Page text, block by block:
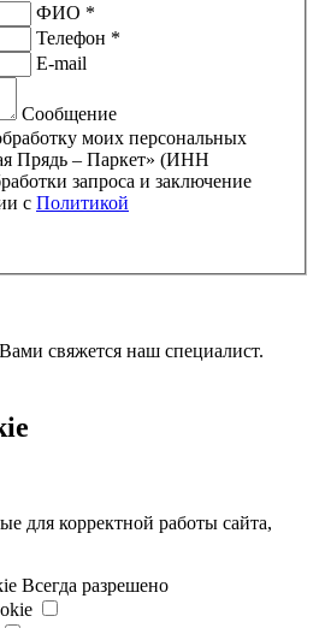
ФИО *
Телефон *
E-mail
Сообщение
моих персональных
Прядь – Паркет» (ИНН
с Политикой
свяжется наш специалист.
для корректной работы сайта,
Всегда разрешено